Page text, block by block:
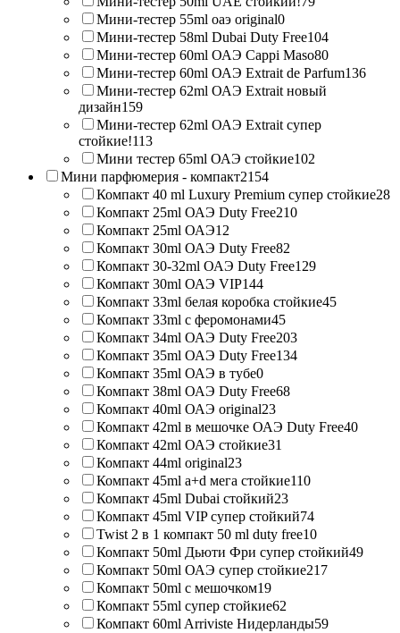
Мини-тестер 55ml оаэ original0
Мини-тестер 58ml Dubai Duty Free104
Мини-тестер 60ml ОАЭ Cappi Maso80
Мини-тестер 60ml ОАЭ Extrait de Parfum136
Мини-тестер 62ml ОАЭ Extrait новый
дизайн159
Мини-тестер 62ml ОАЭ Extrait супер
стойкие!113
Мини тестер 65ml ОАЭ стойкие102
Мини парфюмерия - компакт2154
Компакт 40 ml Luxury Premium супер стойкие28
Компакт 25ml ОАЭ Duty Free210
Компакт 25ml ОАЭ12
Компакт 30ml ОАЭ Duty Free82
Компакт 30-32ml ОАЭ Duty Free129
Компакт 30ml ОАЭ VIP144
Компакт 33ml белая коробка стойкие45
Компакт 33ml с феромонами45
Компакт 34ml ОАЭ Duty Free203
Компакт 35ml ОАЭ Duty Free134
Компакт 35ml ОАЭ в тубе0
Компакт 38ml ОАЭ Duty Free68
Компакт 40ml ОАЭ original23
Компакт 42ml в мешочке ОАЭ Duty Free40
Компакт 42ml ОАЭ стойкие31
Компакт 44ml original23
Компакт 45ml a+d мега стойкие110
Компакт 45ml Dubai стойкий23
Компакт 45ml VIP супер стойкий74
Twist 2 в 1 компакт 50 ml duty free10
Компакт 50ml Дьюти Фри супер стойкий49
Компакт 50ml ОАЭ супер стойкие217
Компакт 50ml с мешочком19
Компакт 55ml супер стойкие62
Компакт 60ml Arriviste Нидерланды59